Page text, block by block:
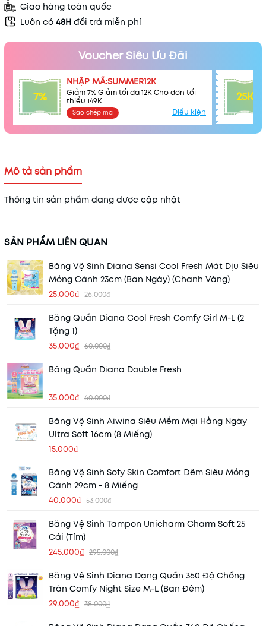
Giao hàng toàn quốc
Luôn có 48H đổi trả miễn phí
Voucher Siêu Ưu Đãi
7%
NHẬP MÃ:SUMMER12K
Giảm 7% Giảm tối đa 12K Cho đơn tối
thiểu 149K
Sao chép mã Điều kiện
25K
Mô tả sản phẩm
Thông tin sản phẩm đang được cập nhật
SẢN PHẨM LIÊN QUAN
Băng Vệ Sinh Diana Sensi Cool Fresh Mát Dịu Siêu
Mỏng Cánh 23cm (Ban Ngày) (Chanh Vàng)
25.000₫ 26.000₫
Băng Quần Diana Cool Fresh Comfy Girl M-L (2
Tặng 1)
35.000₫ 60.000₫
Băng Quần Diana Double Fresh
35.000₫ 60.000₫
Băng Vệ Sinh Aiwina Siêu Mềm Mại Hằng Ngày
Ultra Soft 16cm (8 Miếng)
15.000₫
Băng Vệ Sinh Sofy Skin Comfort Đêm Siêu Mỏng
Cánh 29cm - 8 Miếng
40.000₫ 53.000₫
Băng Vệ Sinh Tampon Unicharm Charm Soft 25
Cái (Tím)
245.000₫ 295.000₫
Băng Vệ Sinh Diana Dạng Quần 360 Độ Chống
Tràn Comfy Night Size M-L (Ban Đêm)
29.000₫ 38.000₫